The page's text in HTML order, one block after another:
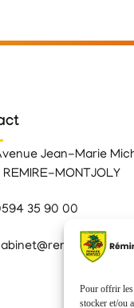
Pour offrir les
stocker et/ou
Jean-Marie
REMIRE-MONTJOLY
35 90 00